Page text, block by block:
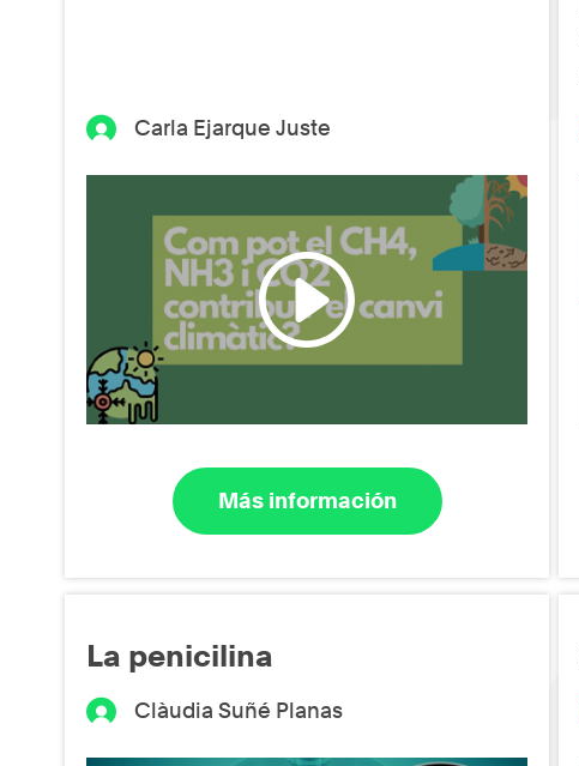
Carla Ejarque Juste
Más información
La penicilina
Clàudia Suñé Planas